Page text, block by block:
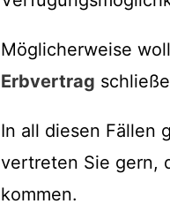
Möglicherweise
Erbvertrag
In all diesen Fällen
vertreten Sie gern,
kommen.